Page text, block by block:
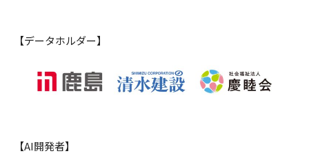
【データホルダー】
【AI開発者】